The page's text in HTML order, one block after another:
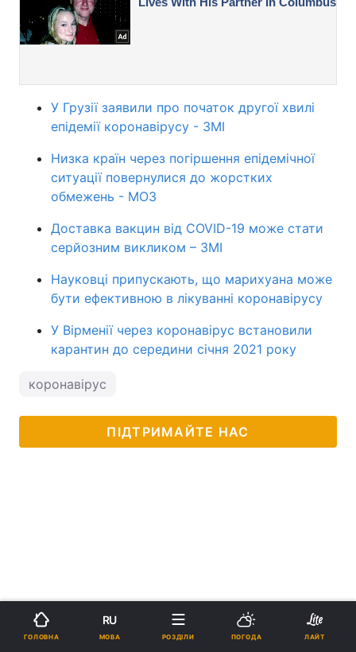
У Грузії заявили про початок другої хвилі
епідемії коронавірусу - ЗМІ
Низка країн через погіршення епідемічної
ситуації повернулися до жорстких
обмежень - МОЗ
Доставка вакцин від COVID-19 може стати
серйозним викликом – ЗМІ
Науковці припускають, що марихуана може
бути ефективною в лікуванні коронавірусу
У Вірменії через коронавірус встановили
карантин до середини січня 2021 року
коронавірус
ПІДТРИМАЙТЕ НАС
ГОЛОВНА
RU
МОВА РОЗДІЛИ ПОГОДА ЛАЙТ